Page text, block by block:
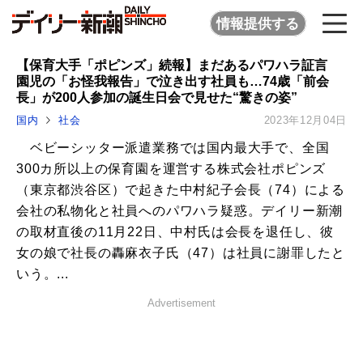
情報提供する
【保育大手「ポピンズ」続報】まだあるパワハラ証言
園児の「お怪我報告」で泣き出す社員も…74歳「前会
長」が200人参加の誕生日会で見せた“驚きの姿”
国内 社会 2023年12月04日
ベビーシッター派遣業務では国内最大手で、全国
300カ所以上の保育園を運営する株式会社ポピンズ
（東京都渋谷区）で起きた中村紀子会長（74）による
会社の私物化と社員へのパワハラ疑惑。デイリー新潮
の取材直後の11月22日、中村氏は会長を退任し、彼
女の娘で社長の轟麻衣子氏（47）は社員に謝罪したと
いう。...
Advertisement